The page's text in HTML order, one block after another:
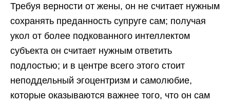
Требуя верности от жены, он не считает нужным
сохранять преданность супруге сам; получая
укол от более подкованного интеллектом
субъекта он считает нужным ответить
подлостью; и в центре всего этого стоит
неподдельный эгоцентризм и самолюбие,
которые оказываются важнее того, что он сам